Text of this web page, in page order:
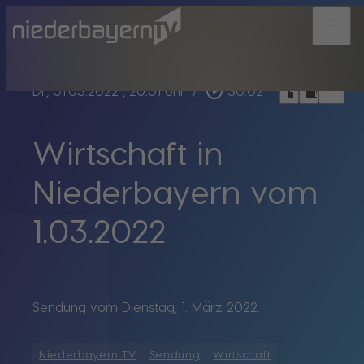
Di., 01.03.2022, 20:01 Uhr / play_circle_outline 30:02 headphoneschrome_reader_modebookmark_border
Wirtschaft in
Niederbayern vom
1.03.2022
Sendung vom Dienstag, 1. März 2022.
Niederbayern TV Sendung
Wirtschaft